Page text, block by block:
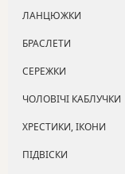
ЛАНЦЮЖКИ
БРАСЛЕТИ
СЕРЕЖКИ
ЧОЛОВІЧІ КАБЛУЧКИ
ХРЕСТИКИ, ІКОНИ
ПІДВІСКИ